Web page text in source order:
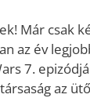
Már csak
az év
7.
az